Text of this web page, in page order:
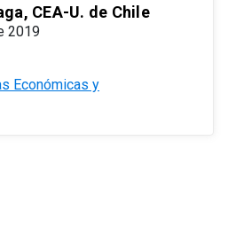
CEA-U. de Chile
2019
Económicas y